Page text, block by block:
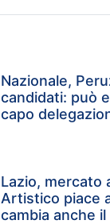
Nazionale,
candidati: può
capo
Lazio, mercato
Artistico piace
cambia anche